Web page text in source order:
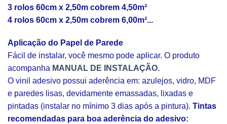
3 rolos 60cm x 2,50m cobrem 4,50m²
4 rolos 60cm x 2,50m cobrem 6,00m²...
Aplicação do Papel de Parede
Fácil de instalar, você mesmo pode aplicar. O produto
acompanha MANUAL DE INSTALAÇÃO.
O vinil adesivo possui aderência em: azulejos, vidro, MDF
e paredes lisas, devidamente emassadas, lixadas e
pintadas (instalar no mínimo 3 dias após a pintura). Tintas
recomendadas para boa aderência do adesivo: